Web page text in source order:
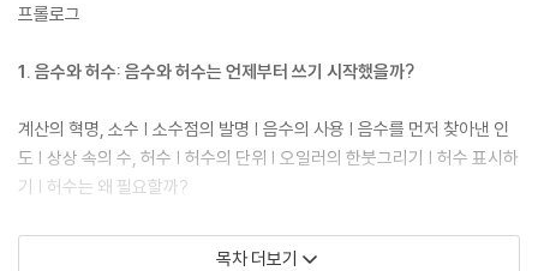
프롤로그
1. 음수와 허수: 음수와 허수는 언제부터 쓰기 시작했을까?
계산의 혁명, 소수 | 소수점의 발명 | 음수의 사용 | 음수를 먼저 찾아낸 인
도 | 상상 속의 수, 허수 | 허수의 단위 | 오일러의 한붓그리기 | 허수 표시하
기 | 허수는 왜 필요할까?
2. 천문학과 로그: 로그의 발명은 천문학 연구를 얼마나 도왔을까?
목차 더보기